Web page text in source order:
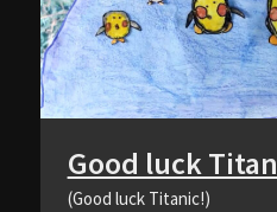
Good luck
(Good luck Titanic!)